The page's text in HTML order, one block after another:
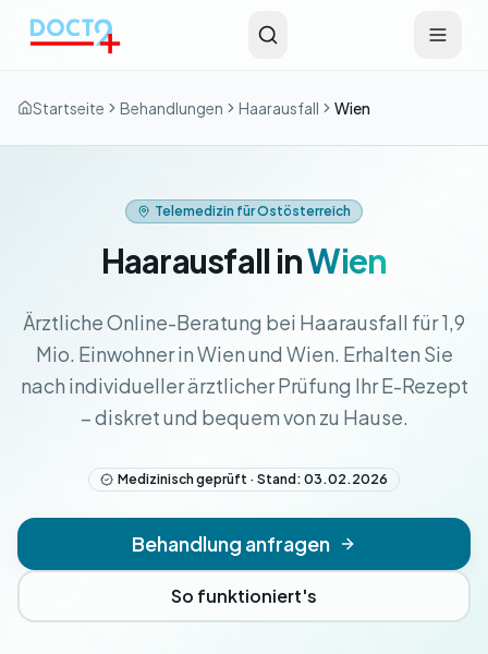
Startseite Behandlungen Haarausfall Wien
Telemedizin für Ostösterreich
Haarausfall inWien
Ärztliche Online-Beratung bei Haarausfall für 1,9
Mio. Einwohner in Wien und Wien. Erhalten Sie
nach individueller ärztlicher Prüfung Ihr E-Rezept
– diskret und bequem von zu Hause.
Medizinisch geprüft · Stand: 03.02.2026
Behandlung anfragen
So funktioniert's